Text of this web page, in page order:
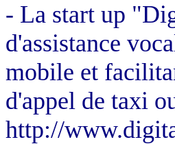
- La start up
d'assistance
mobile et
d'appel de taxi
http://